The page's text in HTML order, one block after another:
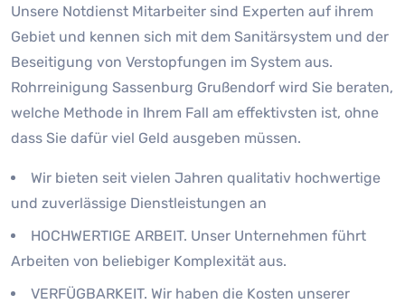
Unsere Notdienst Mitarbeiter sind Experten auf ihrem
Gebiet und kennen sich mit dem Sanitärsystem und der
Beseitigung von Verstopfungen im System aus.
Rohrreinigung Sassenburg Grußendorf wird Sie beraten,
welche Methode in Ihrem Fall am effektivsten ist, ohne
dass Sie dafür viel Geld ausgeben müssen.
Wir bieten seit vielen Jahren qualitativ hochwertige
und zuverlässige Dienstleistungen an
HOCHWERTIGE ARBEIT. Unser Unternehmen führt
Arbeiten von beliebiger Komplexität aus.
VERFÜGBARKEIT. Wir haben die Kosten unserer